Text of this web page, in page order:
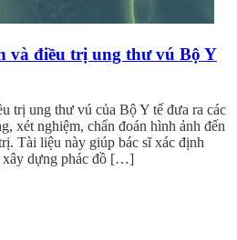
và điều trị ung thư vú Bộ Y
trị ung thư vú của Bộ Y tế đưa ra các
xét nghiệm, chẩn đoán hình ảnh đến
Tài liệu này giúp bác sĩ xác định
xây dựng phác đồ […]